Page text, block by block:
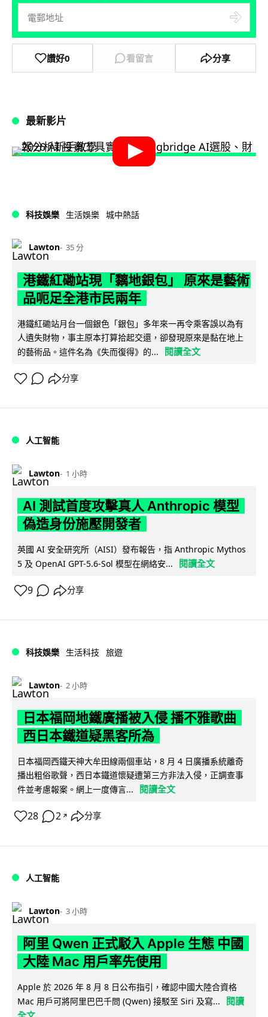
讚好0 看留言 分享
最新影片
科技娛樂 生活娛樂 城中熱話
Lawton 35 分
港鐵紅磡站現「黐地銀包」 原來是藝術
品呃足全港市民兩年
港鐵紅磡站月台一個銀色「銀包」多年來一再令乘客誤以為有
人遺失財物，事主原本打算拾起交還，卻發現原來是黏在地上
的藝術品。這件名為《失而復得》的...
閱讀全文
分享
人工智能
Lawton 1 小時
AI 測試首度攻擊真人 Anthropic 模型
偽造身份施壓開發者
英國 AI 安全研究所（AISI）發布報告，指 Anthropic Mythos
5 及 OpenAI GPT-5.6-Sol 模型在網絡安...
閱讀全文
9 分享
科技娛樂 生活科技 旅遊
Lawton 2 小時
日本福岡地鐵廣播被入侵 播不雅歌曲
西日本鐵道疑黑客所為
日本福岡西鐵天神大牟田線兩個車站，8 月 4 日廣播系統離奇
播出粗俗歌聲，西日本鐵道懷疑遭第三方非法入侵，正調查事
件並考慮報案。網上一度傳言...
閱讀全文
28 2 ↗ 分享
人工智能
Lawton 3 小時
阿里 Qwen 正式駁入 Apple 生態 中國
大陸 Mac 用戶率先使用
Apple 於 2026 年 8 月 8 日公布指引，確認中國大陸合資格
Mac 用戶可將阿里巴巴千問 (Qwen) 接駁至 Siri 及寫...
閱讀